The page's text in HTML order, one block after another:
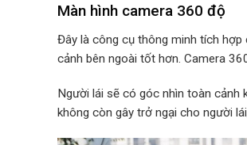
Màn hình camera 360 độ
Đây là công cụ thông minh tích
cảnh bên ngoài tốt hơn. Camera
Người lái sẽ có góc nhìn toàn cảnh
không còn gây trở ngại cho người